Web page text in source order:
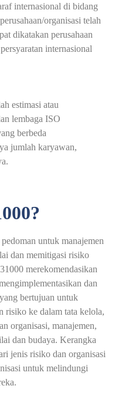
internasional di bidang
organisasi telah
dikatakan perusahaan
internasional
estimasi atau
lembaga ISO
berbeda
jumlah karyawan,
untuk manajemen
dan memitigasi risiko
merekomendasikan
dan
bertujuan untuk
risiko ke dalam tata kelola,
organisasi, manajemen,
dan budaya. Kerangka
jenis risiko dan organisasi
untuk melindungi